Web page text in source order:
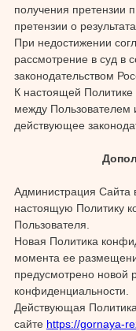
получения претензии
претензии о
При недостижении
рассмотрение в суд в
законодательством
К настоящей
между Пользователем
действующее
Администрация Сайта
настоящую Политику
Пользователя.
Новая Политика
момента ее
предусмотрено новой
конфиденциальности.
Действующая
сайте https://gornaya-